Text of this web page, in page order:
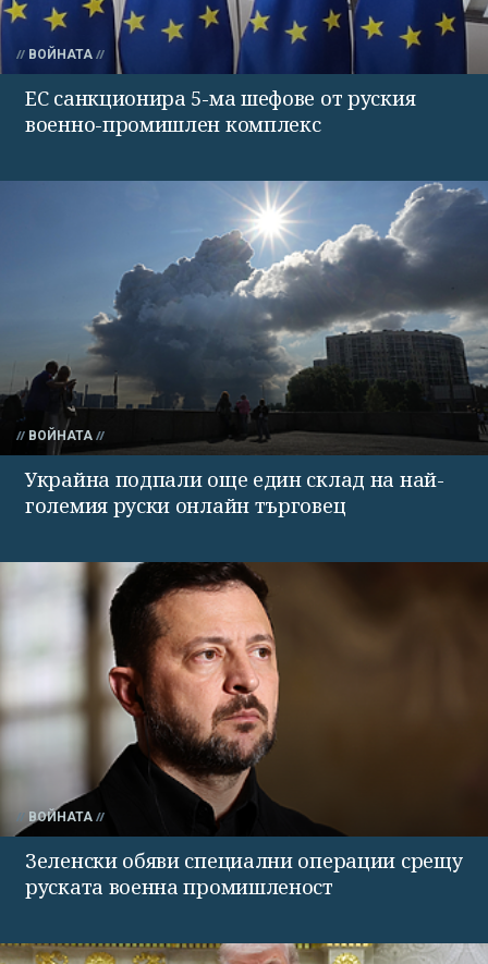
ВОЙНАТА
ЕС санкционира 5-ма шефове от руския
военно-промишлен комплекс
ВОЙНАТА
Украйна подпали още един склад на най-
големия руски онлайн търговец
ВОЙНАТА
Зеленски обяви специални операции срещу
руската военна промишленост